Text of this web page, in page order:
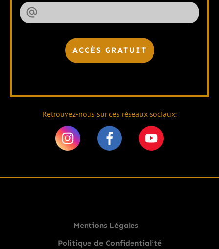
ACCÈS GRATUIT
Retrouvez-nous sur ces réseaux sociaux:
Mentions Légales
Politique de Confidentialité